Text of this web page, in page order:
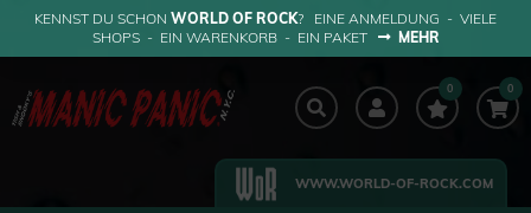
KENNST DU SCHON WORLD OF ROCK? EINE ANMELDUNG - VIELE
SHOPS - EIN WARENKORB - EIN PAKET
MEHR
0 0
WWW.WORLD-OF-ROCK.COM